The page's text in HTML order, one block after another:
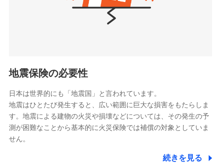
地震保険の必要性
日本は世界的にも「地震国」と言われています。
地震はひとたび発生すると、広い範囲に巨大な損害をもたらしま
す。地震による建物の火災や損壊などについては、その発生の予
測が困難なことから基本的に火災保険では補償の対象としていま
せん。
続きを見る